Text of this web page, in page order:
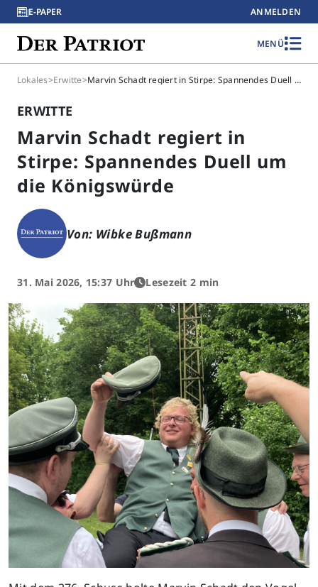
E-PAPER ANMELDEN
MENÜ
Lokales>Erwitte> Marvin Schadt regiert in Stirpe: Spannendes Duell um die Königswürde
ERWITTE
Marvin Schadt regiert in
Stirpe: Spannendes Duell um
die Königswürde
Von: Wibke Bußmann
31. Mai 2026, 15:37 Uhr Lesezeit 2 min